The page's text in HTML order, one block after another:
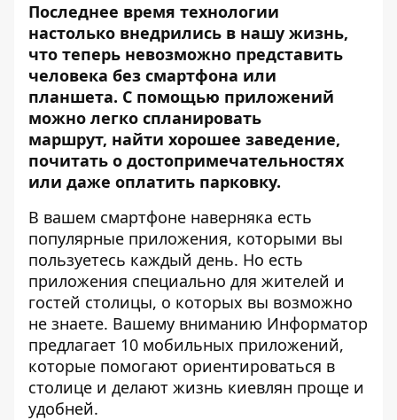
Последнее время технологии
настолько внедрились в нашу жизнь,
что теперь невозможно представить
человека без смартфона или
планшета. С помощью приложений
можно легко спланировать
маршрут, найти хорошее заведение,
почитать о достопримечательностях
или даже оплатить парковку.
В вашем смартфоне наверняка есть
популярные приложения, которыми вы
пользуетесь каждый день. Но есть
приложения специально для жителей и
гостей столицы, о которых вы возможно
не знаете. Вашему вниманию Информатор
предлагает 10 мобильных приложений,
которые помогают ориентироваться в
столице и делают жизнь киевлян проще и
удобней.